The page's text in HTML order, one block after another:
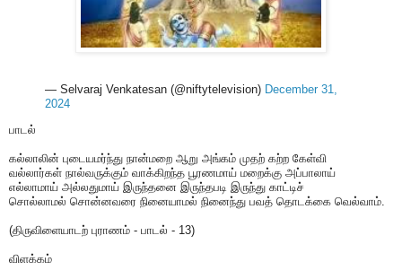
— Selvaraj Venkatesan (@niftytelevision) December 31,
2024
பாடல்
கல்லாலின் புடையமர்ந்து நான்மறை ஆறு அங்கம் முதற் கற்ற கேள்வி
வல்லார்கள் நால்வருக்கும் வாக்கிறந்த பூரணமாய் மறைக்கு அப்பாலாய்
எல்லாமாய் அல்லதுமாய் இருந்தனை இருந்தபடி இருந்து காட்டிச்
சொல்லாமல் சொன்னவரை நினையாமல் நினைந்து பவத் தொடக்கை வெல்வாம்.
(திருவிளையாடற் புராணம் - பாடல் - 13)
விளக்கம்